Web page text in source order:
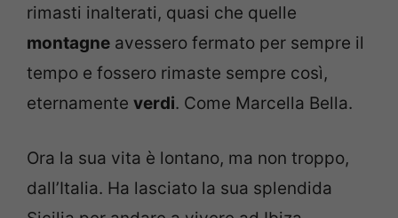
rimasti inalterati, quasi che quelle
montagne avessero fermato per sempre il
tempo e fossero rimaste sempre così,
eternamente verdi. Come Marcella Bella.
Ora la sua vita è lontano, ma non troppo,
dall’Italia. Ha lasciato la sua splendida